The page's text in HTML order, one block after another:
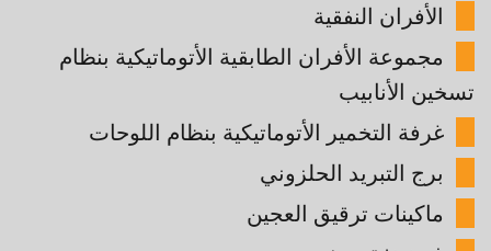
الأفران النفقية
مجموعة الأفران الطابقية الأتوماتيكية بنظام
تسخين الأنابيب
غرفة التخمير الأتوماتيكية بنظام اللوحات
برج التبريد الحلزوني
ماكينات ترقيق العجين